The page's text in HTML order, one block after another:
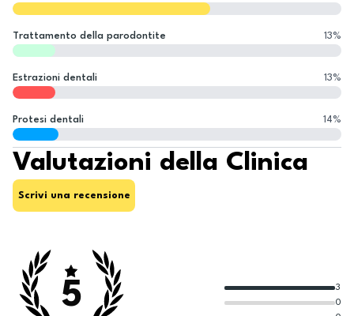
Trattamento della parodontite 13%
Estrazioni dentali 13%
Protesi dentali 14%
Valutazioni della Clinica
Scrivi una recensione
5 0
3